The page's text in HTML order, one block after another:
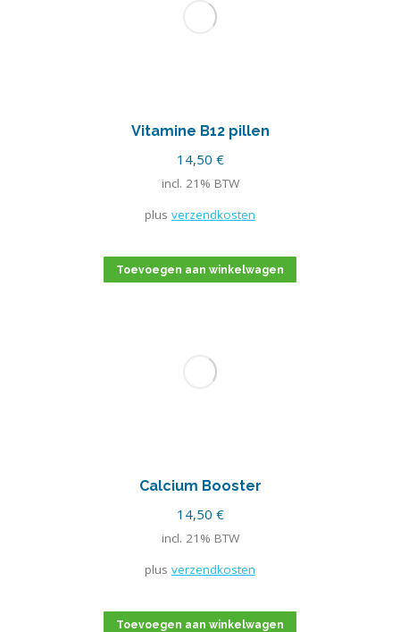
Vitamine B12 pillen
14,50 €
incl. 21% BTW
plus verzendkosten
Toevoegen aan winkelwagen
Calcium Booster
14,50 €
incl. 21% BTW
plus verzendkosten
Toevoegen aan winkelwagen